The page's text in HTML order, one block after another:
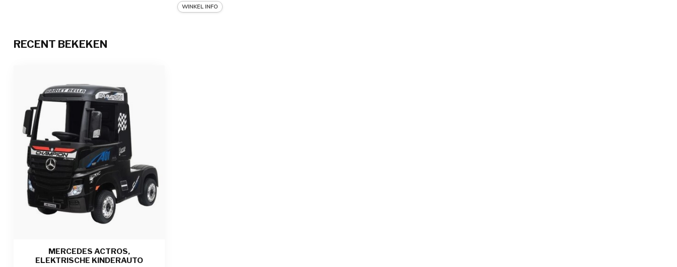
Koplampen, achter verlichting
Afstandsbediening
Oplaadtijd & speeltijd
Aantal zitplaatsen
Geschiktheid
Afmetingen product
Gewicht product / verpakking
WINKEL INFO
RECENT BEKEKEN
MERCEDES ACTROS,
ELEKTRISCHE KINDERAUTO